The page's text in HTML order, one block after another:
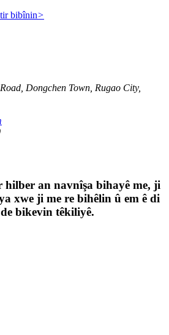
bibînin>
Dongchen Town, Rugao City,
hilber an navnîşa bihayê me, ji
xwe ji me re bihêlin û em ê di
bikevin têkiliyê.